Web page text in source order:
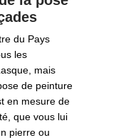
du Pays
les
mais
de peinture
en mesure de
que vous lui
pierre ou